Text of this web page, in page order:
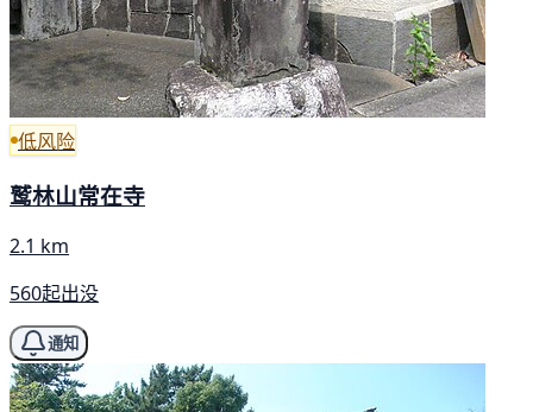
低风险
鹫林山常在寺
2.1 km
560起出没
通知